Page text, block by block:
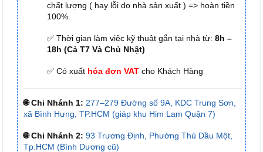
chất lượng ( hay lỗi do nhà sản xuất ) => hoàn tiền
100%.
✅ Thời gian làm việc kỹ thuật gắn tại nhà từ: 8h –
18h (Cả T7 Và Chủ Nhật)
✅ Có xuất hóa đơn VAT cho Khách Hàng
🌐 Chi Nhánh 1: 277–279 Đường số 9A, KDC Trung Sơn,
xã Bình Hưng, TP.HCM (giáp khu Him Lam Quận 7)
🌐 Chi Nhánh 2: 93 Trương Định, Phường Thủ Dầu Một,
Tp.HCM (Bình Dương cũ)